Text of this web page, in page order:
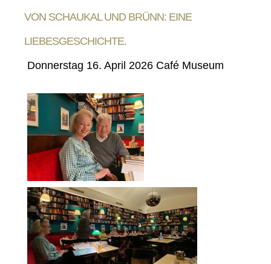
VON SCHAUKAL UND BRÜNN: EINE
LIEBESGESCHICHTE.
Donnerstag 16. April 2026 Café Museum